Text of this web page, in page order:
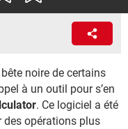
noire de certains
à un outil pour s’en
. Ce logiciel a été
des opérations plus